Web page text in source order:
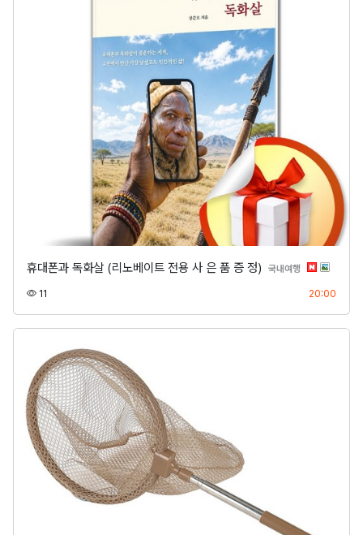
휴대폰과 독화살 (리노베이트 전용 사 은 품 증 정) 국내여행 분류
11 20:00